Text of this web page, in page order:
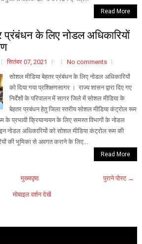
Read More
प्रंबंधन के लिए नोडल अधिकारियों
सितंबर 07, 2021
No comments
सोशल मीडिया बेहतर प्रंबंधन के लिए नोडल अधिकारियों
को दिया गया प्रशिक्षणसागर । राज्य शासन द्वारा दिए गए
निर्देशों के परिपालन में सागर जिले में सोशल मीडिया के
बेहतर प्रबंधन हेतु जिला स्तरीय सोशल मीडिया कंट्रोल रूम
के प्रभावी क्रियान्वयन के लिए समस्त विभागों के नोडल
नोडल अधिकारियों को सोशल मीडिया कंट्रोल रूम की
की भूमिका से अवगत कराने के लिए...
Read More
पुराने पोस्ट →
मुख्यपृष्ठ
मोबाइल वर्शन देखें